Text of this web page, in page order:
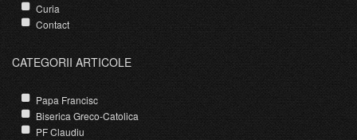
Curia
Contact
CATEGORII ARTICOLE
Papa Francisc
Biserica Greco-Catolica
PF Claudiu